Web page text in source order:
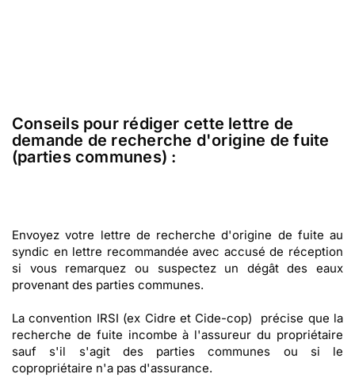
Conseils pour rédiger cette lettre de
demande de recherche d'origine de fuite
(parties communes) :
Envoyez votre lettre de recherche d'origine de fuite au
syndic en lettre recommandée avec accusé de réception
si vous remarquez ou suspectez un dégât des eaux
provenant des parties communes.
La convention IRSI (ex Cidre et Cide-cop) précise que la
recherche de fuite incombe à l'assureur du propriétaire
sauf s'il s'agit des parties communes ou si le
copropriétaire n'a pas d'assurance.